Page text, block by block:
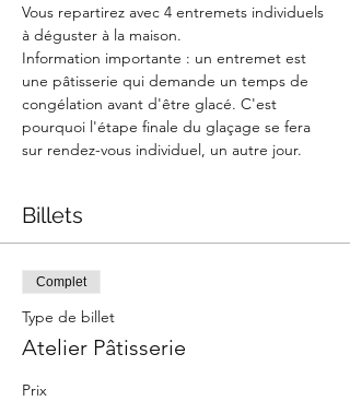
Vous repartirez avec 4 entremets individuels
à déguster à la maison.
Information importante : un entremet est
une pâtisserie qui demande un temps de
congélation avant d'être glacé. C'est
pourquoi l'étape finale du glaçage se fera
sur rendez-vous individuel, un autre jour.
Billets
Complet
Type de billet
Atelier Pâtisserie
Prix